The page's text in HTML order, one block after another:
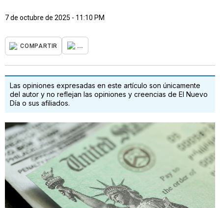
7 de octubre de 2025 - 11:10 PM
COMPARTIR ...
Las opiniones expresadas en este artículo son únicamente
del autor y no reflejan las opiniones y creencias de El Nuevo
Día o sus afiliados.